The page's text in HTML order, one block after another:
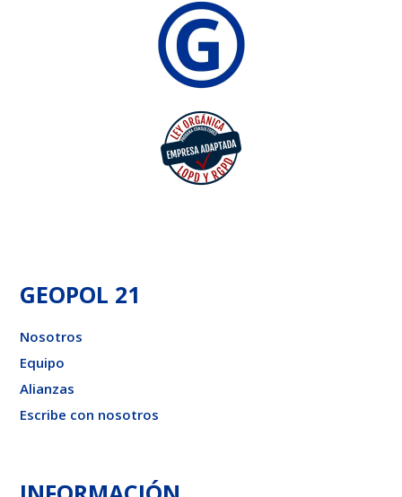
GEOPOL 21
Nosotros
Equipo
Alianzas
Escribe con nosotros